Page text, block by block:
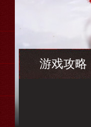
游戏攻略